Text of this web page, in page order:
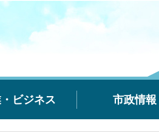
ビジネス 市政情報